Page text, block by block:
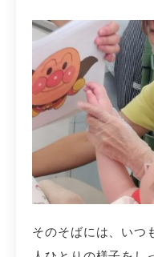
そのそばには、いつ